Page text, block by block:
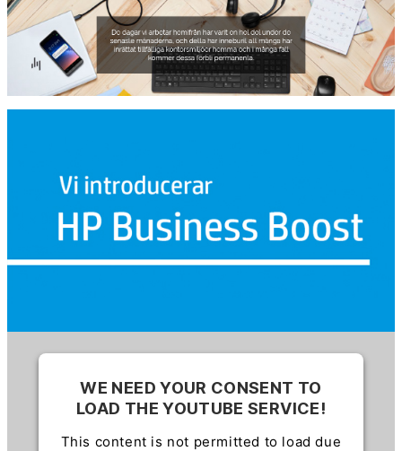
WE NEED YOUR CONSENT TO
LOAD THE YOUTUBE SERVICE!
This content is not permitted to load due